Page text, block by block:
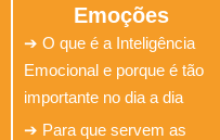
Emoções
➔ O que é a Inteligência
Emocional e porque é tão
importante no dia a dia
➔ Para que servem as